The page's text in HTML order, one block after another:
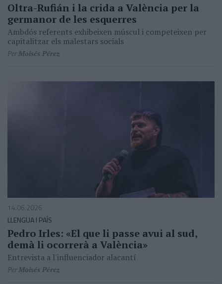
Oltra-Rufián i la crida a València per la
germanor de les esquerres
Ambdós referents exhibeixen múscul i competeixen per
capitalitzar els malestars socials
PerMoisés Pérez
14.06.2026
LLENGUA I PAÍS
Pedro Irles: «El que li passe avui al sud,
demà li ocorrerà a València»
Entrevista a l'influenciador alacantí
PerMoisés Pérez